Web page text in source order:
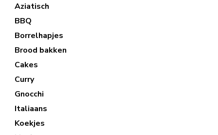
Aziatisch
BBQ
Borrelhapjes
Brood bakken
Cakes
Curry
Gnocchi
Italiaans
Koekjes